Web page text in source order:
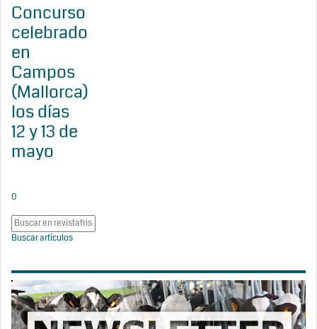
Concurso
celebrado
en
Campos
(Mallorca)
los días
12 y 13 de
mayo
0
Buscar artículos